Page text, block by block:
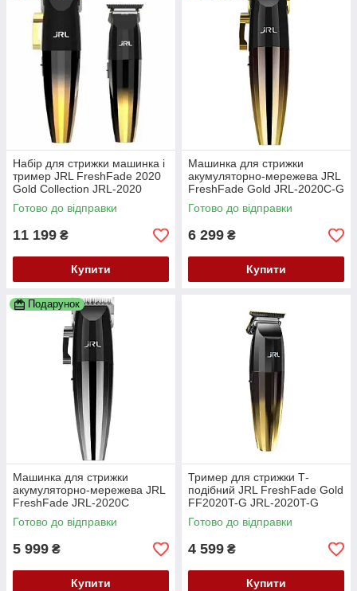
Набір для стрижки машинка і
тример JRL FreshFade 2020
Gold Collection JRL-2020
Готово до відправки
11 199 ₴
Купити
Машинка для стрижки
акумуляторно-мережева JRL
FreshFade Gold JRL-2020C-G
Готово до відправки
6 299 ₴
Купити
Подарунок
Машинка для стрижки
акумуляторно-мережева JRL
FreshFade JRL-2020C
Готово до відправки
5 999 ₴
Купити
Тример для стрижки Т-
подібний JRL FreshFade Gold
FF2020T-G JRL-2020T-G
Готово до відправки
4 599 ₴
Купити